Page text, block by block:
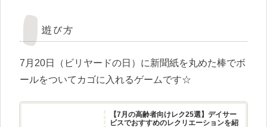
遊び方
7月20日（ビリヤードの日）に新聞紙を丸めた棒でボ
ールをついてカゴに入れるゲームです☆
【7月の高齢者向けレク25選】デイサー
ビスでおすすめのレクリエーションを紹